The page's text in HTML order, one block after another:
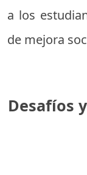
a los
de mejora
Desafíos